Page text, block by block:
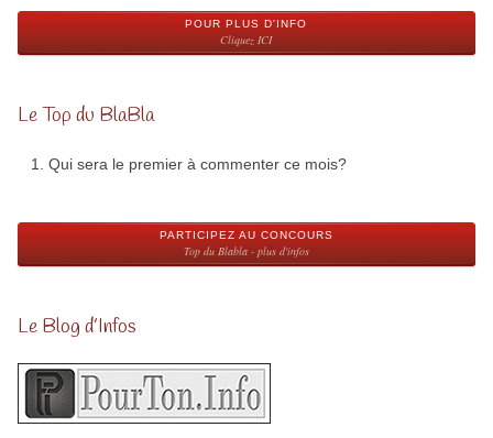
POUR PLUS D'INFO
Cliquez ICI
Le Top du BlaBla
Qui sera le premier à commenter ce mois?
PARTICIPEZ AU CONCOURS
Top du Blabla - plus d'infos
Le Blog d’Infos